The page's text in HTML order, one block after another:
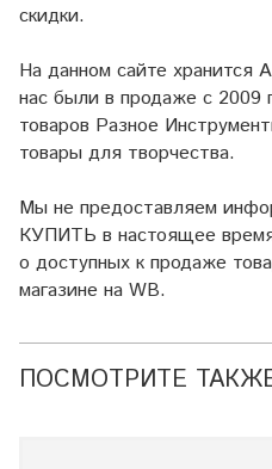
скидки.
На данном сайте хранится
нас были в продаже с 2009
товаров Разное
товары для творчества.
Мы не предоставляем
КУПИТЬ в настоящее
о доступных к продаже
магазине на WB.
ПОСМОТРИТЕ